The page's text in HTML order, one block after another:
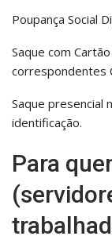
Poupança Social
Saque com
correspondentes
Saque presencial
identificação.
Para